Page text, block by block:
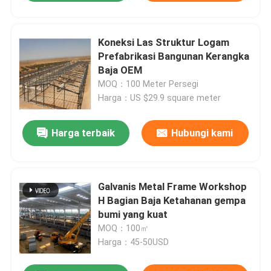
Rumah
Tentang Kami
Tur Pabrik
Koneksi Las Struktur Logam
Prefabrikasi Bangunan Kerangka
Baja OEM
MOQ：100 Meter Persegi
Harga：US $29.9 square meter
Harga terbaik Hubungi kami
Galvanis Metal Frame Workshop
H Bagian Baja Ketahanan gempa
bumi yang kuat
MOQ：100㎡
Harga：45-50USD